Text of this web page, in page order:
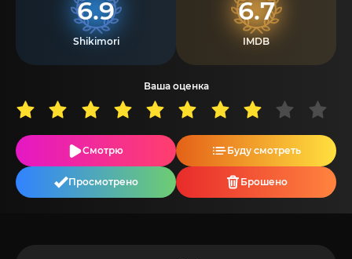
6.9
Shikimori
6.7
IMDB
Ваша оценка
Смотрю Буду смотреть
Просмотрено Брошено